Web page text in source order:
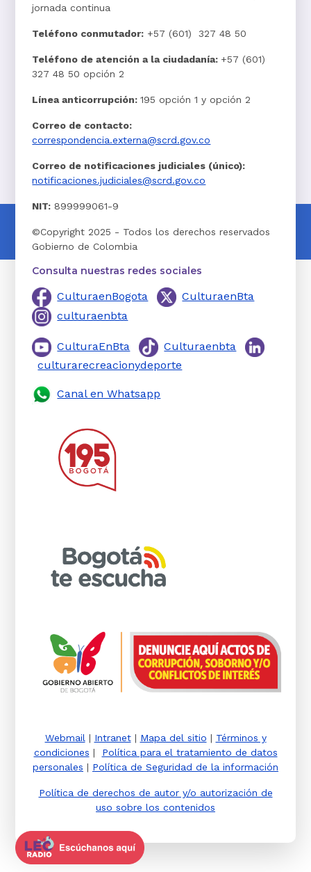
jornada continua
Teléfono conmutador: +57 (601) 327 48 50
Teléfono de atención a la ciudadanía: +57 (601)
327 48 50 opción 2
Línea anticorrupción:195 opción 1 y opción 2
Correo de contacto:
correspondencia.externa@scrd.gov.co
Correo de notificaciones judiciales (único):
notificaciones.judiciales@scrd.gov.co
NIT: 899999061-9
©Copyright 2025 - Todos los derechos reservados
Gobierno de Colombia
Consulta nuestras redes sociales
CulturaenBogota
CulturaenBta
culturaenbta
CulturaEnBta
Culturaenbta
culturarecreacionydeporte
Canal en Whatsapp
Webmail | Intranet| Mapa del sitio | Términos y
condiciones | Política para el tratamiento de datos
personales | Política de Seguridad de la información
Política de derechos de autor y/o autorización de
uso sobre los contenidos